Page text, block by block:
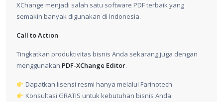
XChange menjadi salah satu software PDF terbaik yang
semakin banyak digunakan di Indonesia.
Call to Action
Tingkatkan produktivitas bisnis Anda sekarang juga dengan
menggunakan PDF-XChange Editor.
Dapatkan lisensi resmi hanya melalui Farinotech
Konsultasi GRATIS untuk kebutuhan bisnis Anda